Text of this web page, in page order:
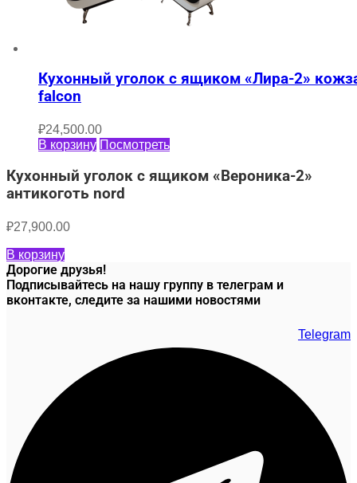
Кухонный уголок с ящиком «Лира-2»
falcon
₽24,500.00
В корзину Посмотреть
Кухонный уголок с ящиком «Вероника-2»
антикоготь nord
₽27,900.00
В корзину
Дорогие друзья!
Подписывайтесь на нашу группу в телеграм и
вконтакте, следите за нашими новостями
Telegram